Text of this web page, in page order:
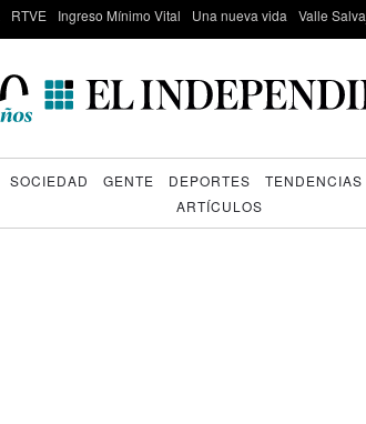
RTVE Ingreso Mínimo Vital Una nueva vida Valle
SOCIEDAD GENTE DEPORTES TENDENCIAS
ARTÍCULOS